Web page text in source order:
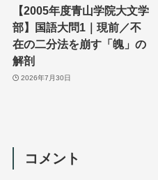
【2005年度青山学院大文学
部】国語大問1｜現前／不
在の二分法を崩す「魄」の
解剖
2026年7月30日
コメント